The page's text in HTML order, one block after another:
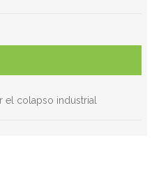
colapso industrial